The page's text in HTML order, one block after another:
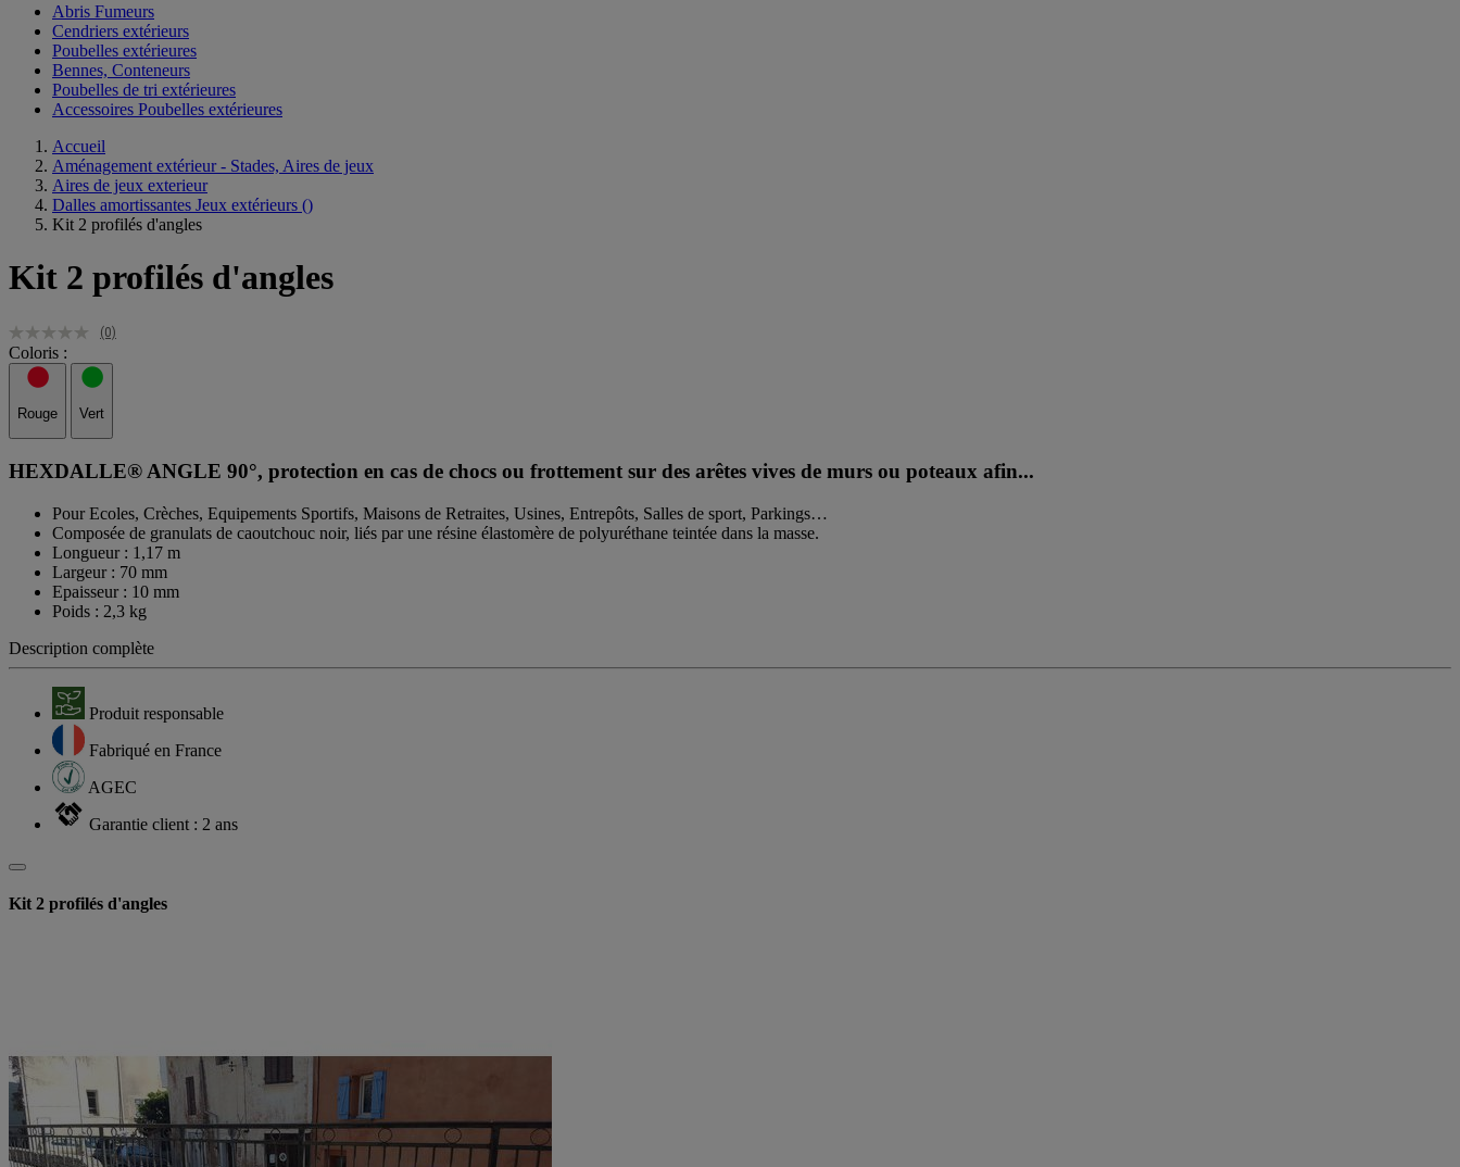
Abris Fumeurs
Cendriers extérieurs
Poubelles extérieures
Bennes, Conteneurs
Poubelles de tri extérieures
Accessoires Poubelles extérieures
Accueil
Aménagement extérieur - Stades, Aires de jeux
Aires de jeux exterieur
Dalles amortissantes Jeux extérieurs ()
Kit 2 profilés d'angles
Kit 2 profilés d'angles
(0)
Coloris :
Rouge Vert
HEXDALLE® ANGLE 90°, protection en cas de chocs ou frottement sur des arêtes vives de murs ou poteaux afin...
Pour Ecoles, Crèches, Equipements Sportifs, Maisons de Retraites, Usines, Entrepôts, Salles de sport, Parkings…
Composée de granulats de caoutchouc noir, liés par une résine élastomère de polyuréthane teintée dans la masse.
Longueur : 1,17 m
Largeur : 70 mm
Epaisseur : 10 mm
Poids : 2,3 kg
Description complète
Produit responsable
Fabriqué en France
AGEC
Garantie client : 2 ans
Kit 2 profilés d'angles